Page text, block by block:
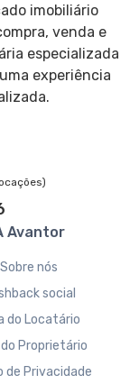
imobiliário
venda e
especializada
experiência
Avantor
Sobre nós
social
do Locatário
Proprietário
de Privacidade